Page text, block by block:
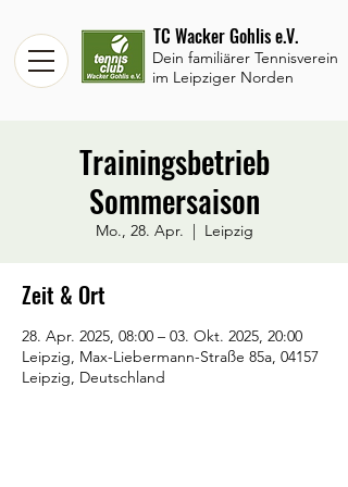
TC Wacker Gohlis e.V.
Dein familiärer Tennisverein
im Leipziger Norden
Trainingsbetrieb
Sommersaison
Mo., 28. Apr.
  |
Leipzig
Zeit & Ort
28. Apr. 2025, 08:00 – 03. Okt. 2025, 20:00
Leipzig, Max-Liebermann-Straße 85a, 04157
Leipzig, Deutschland